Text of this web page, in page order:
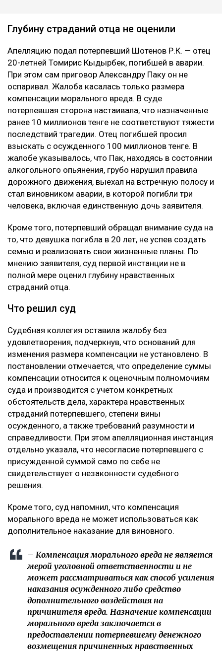
Глубину страданий отца не оценили
Апелляцию подал потерпевший Шотенов Р.К. — отец
20-летней Томирис Кыдырбек, погибшей в аварии.
При этом сам приговор Александру Паку он не
оспаривал. Жалоба касалась только размера
компенсации морального вреда. В суде
потерпевшая сторона настаивала, что назначенные
ранее 10 миллионов тенге не соответствуют тяжести
последствий трагедии. Отец погибшей просил
взыскать с осужденного 100 миллионов тенге. В
жалобе указывалось, что Пак, находясь в состоянии
алкогольного опьянения, грубо нарушил правила
дорожного движения, выехал на встречную полосу и
стал виновником аварии, в которой погибли три
человека, включая единственную дочь заявителя.
Кроме того, потерпевший обращал внимание суда на
то, что девушка погибла в 20 лет, не успев создать
семью и реализовать свои жизненные планы. По
мнению заявителя, суд первой инстанции не в
полной мере оценил глубину нравственных
страданий отца.
Что решил суд
Судебная коллегия оставила жалобу без
удовлетворения, подчеркнув, что оснований для
изменения размера компенсации не установлено. В
постановлении отмечается, что определение суммы
компенсации относится к оценочным полномочиям
суда и производится с учетом конкретных
обстоятельств дела, характера нравственных
страданий потерпевшего, степени вины
осужденного, а также требований разумности и
справедливости. При этом апелляционная инстанция
отдельно указала, что несогласие потерпевшего с
присужденной суммой само по себе не
свидетельствует о незаконности судебного
решения.
Кроме того, суд напомнил, что компенсация
морального вреда не может использоваться как
дополнительное наказание для виновного.
– Компенсация морального вреда не является
мерой уголовной ответственности и не
может рассматриваться как способ усиления
наказания осужденного либо средство
дополнительного воздействия на
причинителя вреда. Назначение компенсации
морального вреда заключается в
предоставлении потерпевшему денежного
возмещения причиненных нравственных